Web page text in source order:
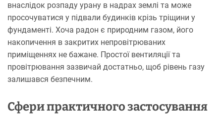
внаслідок розпаду урану в надрах землі та може
просочуватися у підвали будинків крізь тріщини у
фундаменті. Хоча радон є природним газом, його
накопичення в закритих непровітрюваних
приміщеннях не бажане. Простої вентиляції та
провітрювання зазвичай достатньо, щоб рівень газу
залишався безпечним.
Сфери практичного застосування